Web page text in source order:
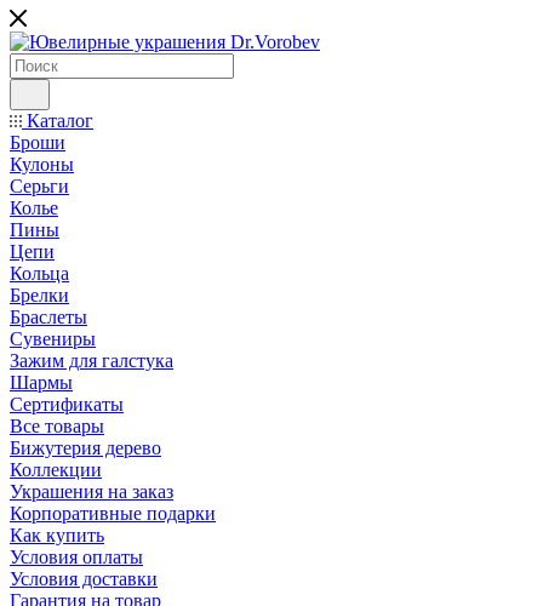
Каталог
Броши
Кулоны
Серьги
Колье
Пины
Цепи
Кольца
Брелки
Браслеты
Сувениры
Зажим для галстука
Шармы
Сертификаты
Все товары
Бижутерия дерево
Коллекции
Украшения на заказ
Корпоративные подарки
Как купить
Условия оплаты
Условия доставки
Гарантия на товар